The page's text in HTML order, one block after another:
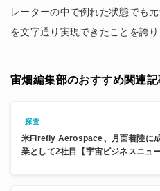
レーターの中で倒れた状態でも
を文字通り実現できたことを誇
宙畑編集部のおすすめ関連記
探査
米Firefly Aerospace、月面着陸に
業として2社目【宇宙ビジネスニュー